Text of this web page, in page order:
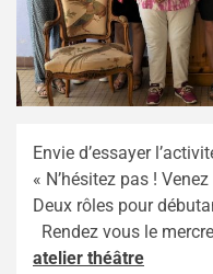
Envie d’essayer
« N’hésitez pas !
Deux rôles pour
Rendez vous le
atelier théâtre